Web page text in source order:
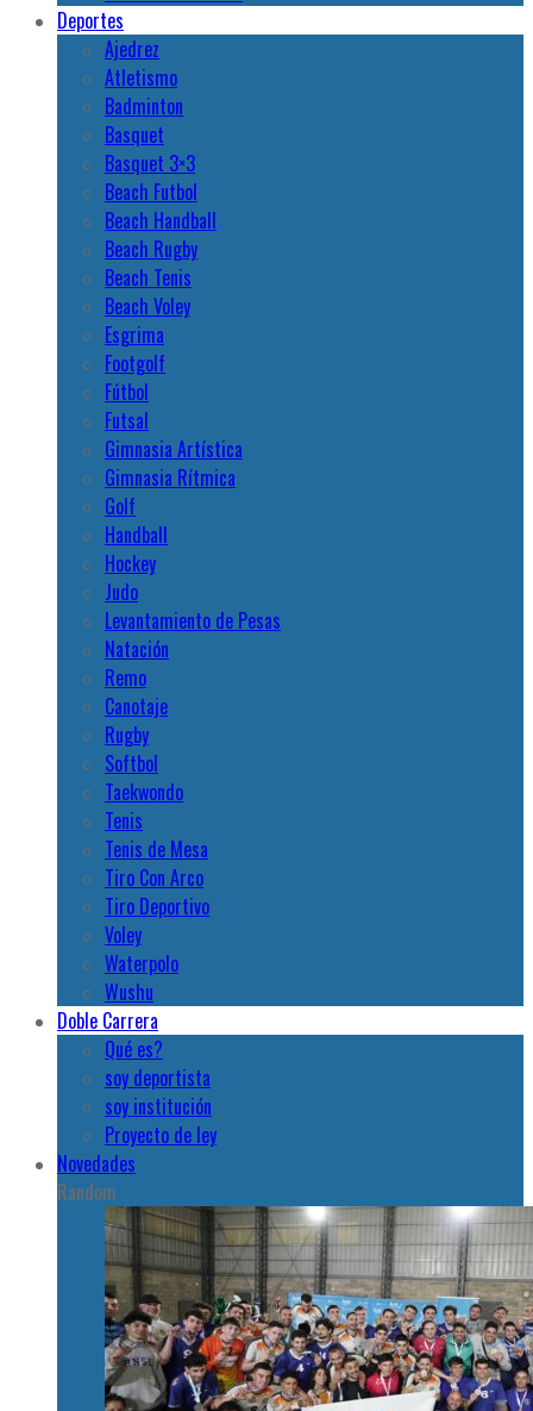
Deportes
Ajedrez
Atletismo
Badminton
Basquet
Basquet 3×3
Beach Futbol
Beach Handball
Beach Rugby
Beach Tenis
Beach Voley
Esgrima
Footgolf
Fútbol
Futsal
Gimnasia Artística
Gimnasia Rítmica
Golf
Handball
Hockey
Judo
Levantamiento de Pesas
Natación
Remo
Canotaje
Rugby
Softbol
Taekwondo
Tenis
Tenis de Mesa
Tiro Con Arco
Tiro Deportivo
Voley
Waterpolo
Wushu
Doble Carrera
Qué es?
soy deportista
soy institución
Proyecto de ley
Novedades
Random